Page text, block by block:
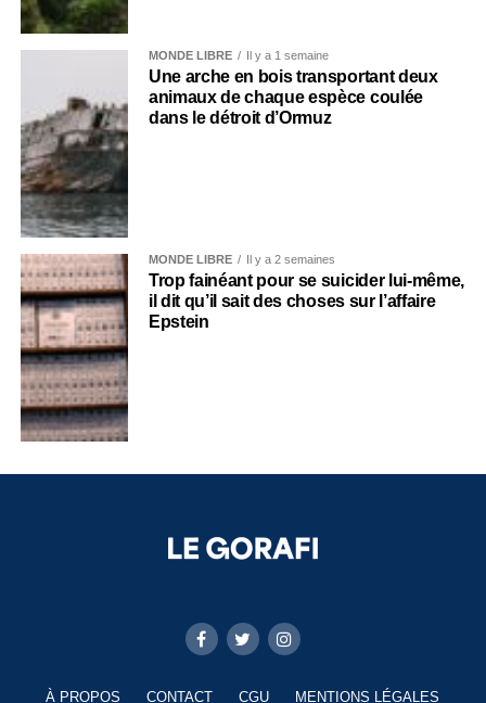
MONDE LIBRE Il y a 1 semaine
Une arche en bois transportant deux
animaux de chaque espèce coulée
dans le détroit d’Ormuz
MONDE LIBRE Il y a 2 semaines
Trop fainéant pour se suicider lui-même,
il dit qu’il sait des choses sur l’affaire
Epstein
À PROPOS CONTACT CGU MENTIONS LÉGALES